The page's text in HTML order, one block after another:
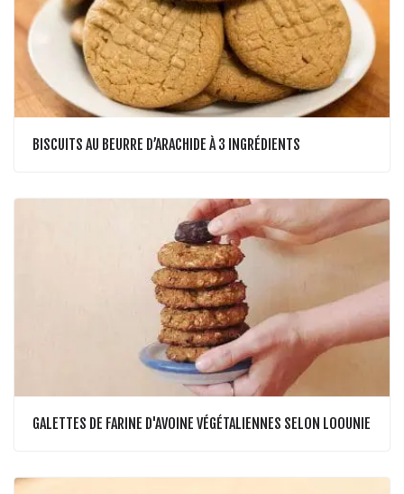
BISCUITS AU BEURRE D’ARACHIDE À 3 INGRÉDIENTS
GALETTES DE FARINE D'AVOINE VÉGÉTALIENNES SELON LOOUNIE